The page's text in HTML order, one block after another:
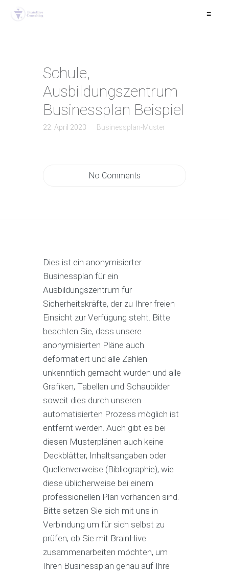
≡
Schule,
Ausbildungszentrum
Businessplan Beispiel
22. April 2023 Businessplan-Muster
No Comments
Dies ist ein anonymisierter
Businessplan für ein
Ausbildungszentrum für
Sicherheitskräfte, der zu Ihrer freien
Einsicht zur Verfügung steht. Bitte
beachten Sie, dass unsere
anonymisierten Pläne auch
deformatiert und alle Zahlen
unkenntlich gemacht wurden und alle
Grafiken, Tabellen und Schaubilder
soweit dies durch unseren
automatisierten Prozess möglich ist
entfernt werden. Auch gibt es bei
diesen Musterplänen auch keine
Deckblätter, Inhaltsangaben oder
Quellenverweise (Bibliographie), wie
diese üblicherweise bei einem
professionellen Plan vorhanden sind.
Bitte setzen Sie sich mit uns in
Verbindung um für sich selbst zu
prüfen, ob Sie mit BrainHive
zusammenarbeiten möchten, um
Ihren Businessplan genau auf Ihre